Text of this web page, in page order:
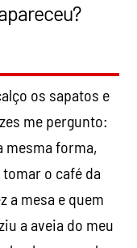
os sapatos e
me pergunto:
mesma forma,
o café da
a mesa e quem
a aveia do meu